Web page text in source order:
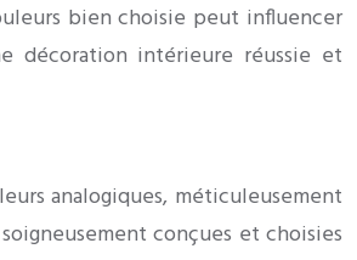
bien choisie peut influencer
décoration intérieure réussie et
analogiques, méticuleusement
conçues et choisies